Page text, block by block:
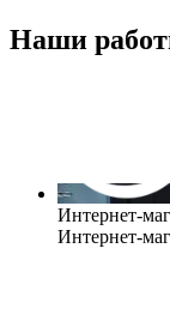
Наши
Интернет-
Интернет-